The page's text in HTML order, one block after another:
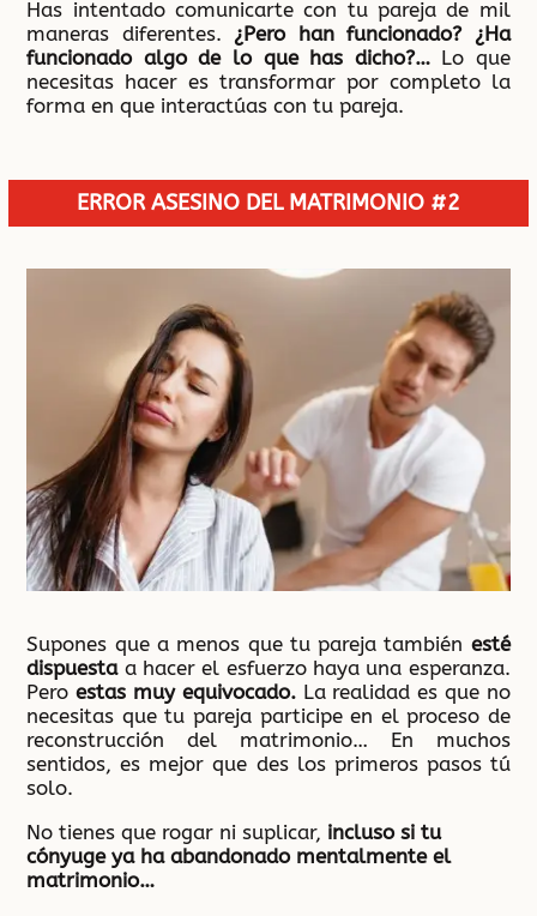
Has intentado comunicarte con tu pareja de mil
maneras diferentes. ¿Pero han funcionado? ¿Ha
funcionado algo de lo que has dicho?…Lo que
necesitas hacer es transformar por completo la
forma en que interactúas con tu pareja.
ERROR ASESINO DEL MATRIMONIO #2
Supones que a menos que tu pareja también esté
dispuestaa hacer el esfuerzo haya una esperanza.
Peroestas muy equivocado.La realidad es que no
necesitas que tu pareja participe en el proceso de
reconstrucción del matrimonio… En muchos
sentidos, es mejor que des los primeros pasos tú
solo.
No tienes que rogar ni suplicar, incluso si tu
cónyuge ya ha abandonado mentalmente el
matrimonio…